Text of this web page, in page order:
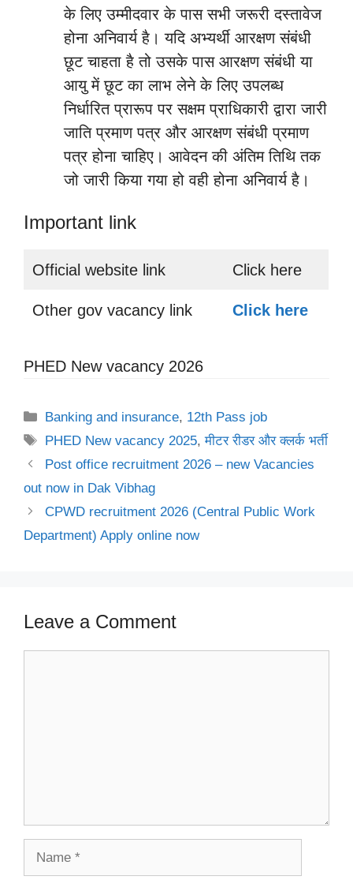
के लिए उम्मीदवार के पास सभी जरूरी दस्तावेज
होना अनिवार्य है। यदि अभ्यर्थी आरक्षण संबंधी
छूट चाहता है तो उसके पास आरक्षण संबंधी या
आयु में छूट का लाभ लेने के लिए उपलब्ध
निर्धारित प्रारूप पर सक्षम प्राधिकारी द्वारा जारी
जाति प्रमाण पत्र और आरक्षण संबंधी प्रमाण
पत्र होना चाहिए। आवेदन की अंतिम तिथि तक
जो जारी किया गया हो वही होना अनिवार्य है।
Important link
Official website link Click here
Other gov vacancy link Click here
PHED New vacancy 2026
Categories
Banking and insurance, 12th Pass job
Tags
PHED New vacancy 2025,मीटर रीडर और क्लर्क भर्ती
Post office recruitment 2026 – new Vacancies
out now in Dak Vibhag
CPWD recruitment 2026 (Central Public Work
Department) Apply online now
Leave a Comment